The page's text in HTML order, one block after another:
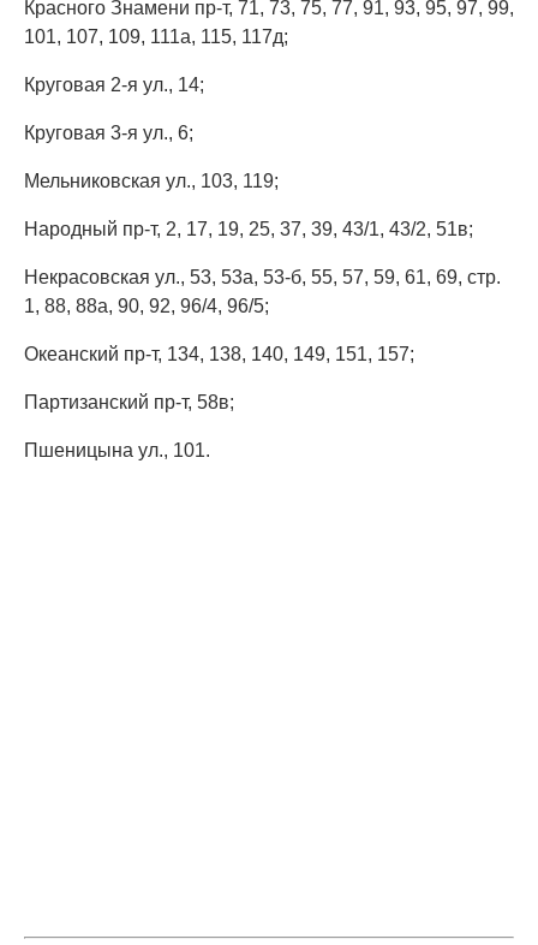
Красного Знамени пр-т, 71, 73, 75, 77, 91, 93, 95, 97, 99,
101, 107, 109, 111а, 115, 117д;
Круговая 2-я ул., 14;
Круговая 3-я ул., 6;
Мельниковская ул., 103, 119;
Народный пр-т, 2, 17, 19, 25, 37, 39, 43/1, 43/2, 51в;
Некрасовская ул., 53, 53а, 53-б, 55, 57, 59, 61, 69, стр.
1, 88, 88а, 90, 92, 96/4, 96/5;
Океанский пр-т, 134, 138, 140, 149, 151, 157;
Партизанский пр-т, 58в;
Пшеницына ул., 101.